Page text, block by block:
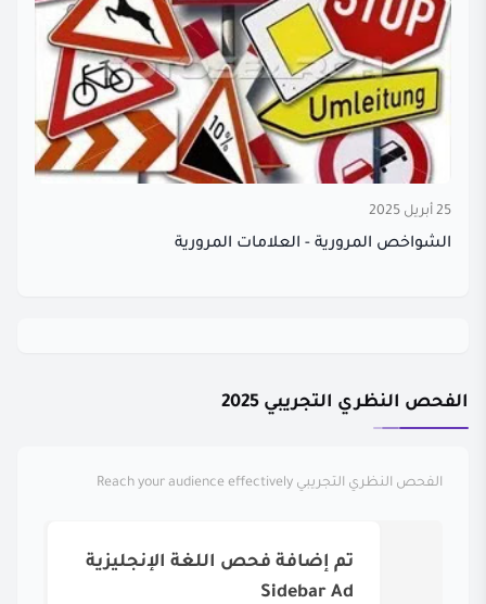
25 أبريل 2025
الشواخص المرورية - العلامات المرورية
الفحص النظري التجريبي 2025
الفحص النظري التجريبي Reach your audience effectively
تم إضافة فحص اللغة الإنجليزية
Sidebar Ad